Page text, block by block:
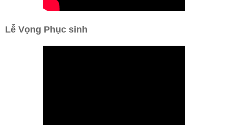
Lễ Vọng Phục sinh